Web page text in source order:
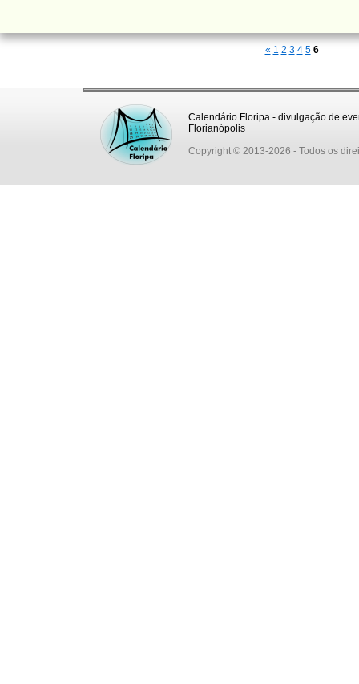
« 1 2 3 4 5 6
Calendário Floripa - divulgação de
Florianópolis
Copyright © 2013-2026 - Todos os